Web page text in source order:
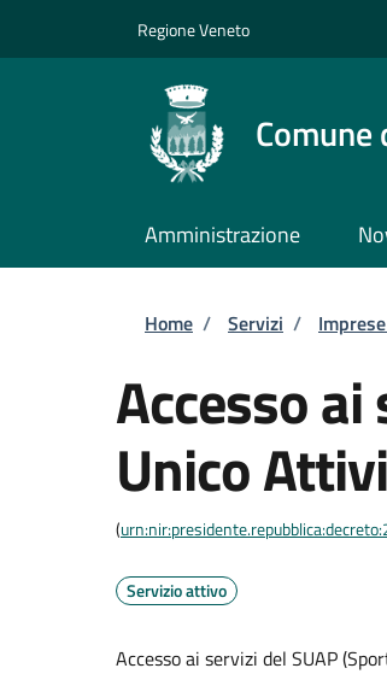
Regione Veneto
Comune
Amministrazione
Briciole di
Home / Servizi /
Accesso
Unico
(
Servizio attivo
Accesso ai servizi del SUAP